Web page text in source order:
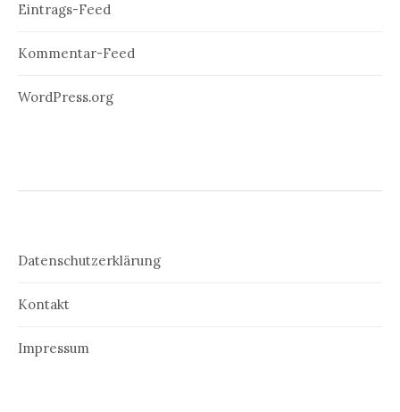
Eintrags-Feed
Kommentar-Feed
WordPress.org
Datenschutzerklärung
Kontakt
Impressum